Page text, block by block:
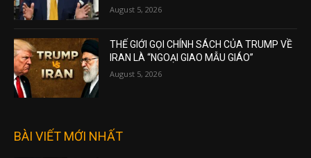
August 5, 2026
THẾ GIỚI GỌI CHÍNH SÁCH CỦA TRUMP VỀ
IRAN LÀ “NGOẠI GIAO MẪU GIÁO”
August 5, 2026
BÀI VIẾT MỚI NHẤT